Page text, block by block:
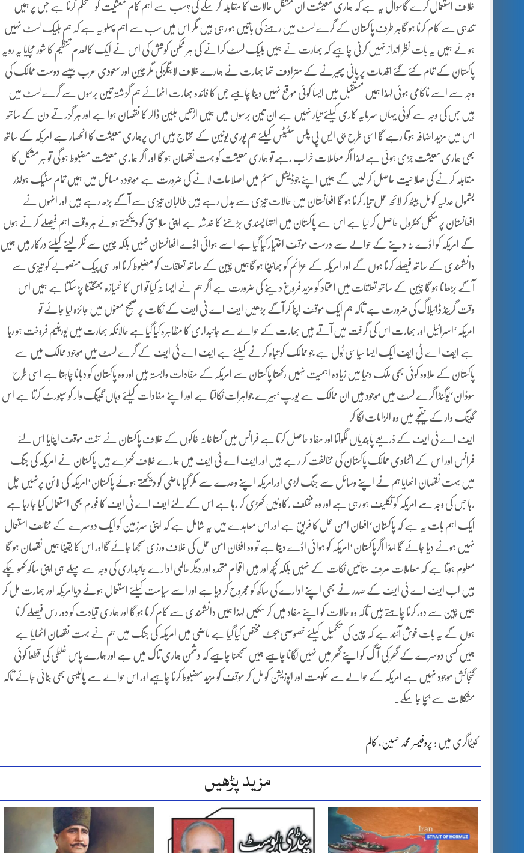
خلاف استعمال کرے گاسوال یہ ہے کہ ہماری معیشت ان مشکل حالات کا مقابلہ کر سکے گی؟سب سے اہم کام معشیت کو مستحکم کرنا ہے جس پر ہمیں
تندہی سے کام کرنا ہو گاہر طرف پاکستان کے گرے لسٹ میں رہنے کی باتیں ہو رہی ہیں مگر اس میں سب سے اہم پہلو یہ ہے کہ ہم بلیک لسٹ نہیں
ہوئے ہمیں یہ بات نظر انداز نہیں کرنی چاہیے کہ بھارت نے ہمیں بلیک لسٹ کرانے کی ہر ممکن کوشش کی اس نے ایک کالعدم تنظیم کا شور مچایا یہ رویہ
پاکستان کے تمام کئے گئے اقدمات پر پانی پھیرنے کے مترادف تھا بھارت نے ہمارے خلاف لابنگزکی مگر چین اور سعودی عرب جیسے دوست ممالک کی
وجہ سے اسے ناکامی ہوئی لہذا ہمیں مستقبل میں ایسا کوئی موقع نہیں دینا چاہیے جس کا فائدہ بھارت اٹھائے ہم گزشتہ تین برسوں سے گرے لسٹ میں
ہیں جس کی وجہ سے کوئی یہاں سرمایہ کاری کیلئے تیار نہیں ہے ان تین برسوں میں ہمیں اڑتیس بلین ڈالر کا نقصان ہوا ہے اور ہر گزرتے دن کے ساتھ
اس میں مزید اضافہ ہوتا رہے گا اسی طرح جی ایس پی پلس سٹیٹس کیلئے ہم پوری یونین کے محتاج ہیں اس پرہماری معیشت کا انحصار ہے امریکہ کے ساتھ
بھی ہماری معیشت جڑی ہوئی ہے لہذا اگر معاملات خراب رہے تو ہماری معیشت کو بہت نقصان ہو گا اور اگر ہماری معیشت مضبوط ہو گی تو ہر مشکل کا
مقابلہ کرنے کی صلاحیت حاصل کر لیں گے ہمیں اپنے جوڈیشل سسٹم میں اصلاحات لانے کی ضرورت ہے موجودہ مسائل میں ہمیں تمام سٹیک ہولڈر
بشمول عدلیہ کو مل بیٹھ کر لائحہ عمل تیار کرنا ہو گا افعانستان میں حالات تیزی سے بدل رہے ہیں طالبان تیزی سے آگے بڑھ رہے ہیں اور انہوں نے
افعانستان پر مکمل کنٹرول حاصل کر لیا ہے اس سے پاکستان میں انتہا پسندی بڑھنے کا خدشہ ہے اپنی سلامتی کو دیکھتے ہوئے ہر وقت اہم فیصلے کرنے ہوں
گے امریکہ کو اڈے نہ دینے کے حوالے سے درست موقف اختیار کیا گیا ہے اسے ہوائی اڈے افعانستان نہیں بلکہ چین سے ٹکر لینے کیلئے درکار ہیں ہمیں
دانشمندی کے ساتھ فیصلے کرنا ہوں گے اور امریکہ کے عزائم کو بھانپنا ہو گاہمیں چین کے ساتھ تعلقات کو مضبوط کرنا اور سی پیک منصوبے کو تیزی سے
آگے بڑھانا ہو گا چین کے ساتھ تعلقات میں اعتماد کو مزید فروغ دینے کی ضرورت ہے اگر ہم نے ایسا نہ کیا تو اس کا خمیازہ بھگتنا پڑ سکتا ہے ہمیں اس
وقت گرینڈ ڈائیلاگ کی ضرورت ہے تاکہ ہم ایک موقف اپنا کر آگے بڑھیں ایف اے ٹی ایف کے نکات پر صحیح معنوں میں جائزہ لیا جائے تو
امریکہ‘اسرائیل اور بھارت اس کی گرفت میں آتے ہیں بھارت کے حوالے سے جانبداری کا مظاہرہ کیا گیا ہے حالانکہ بھارت میں یورینیم فروخت ہو رہا
ہے ایف اے ٹی ایف ایک ایسا سیاسی ٹُول ہے جو ممالک کو تباہ کرنے کیلئے ہے ایف اے ٹی ایف کے گرے لسٹ میں موجود ممالک میں سے
پاکستان کے علاوہ کوئی بھی ملک دنیا میں زیادہ اہمیت نہیں رکھتا پاکستان سے امریکہ کے مفادات وابستہ ہیں اور وہ پاکستان کو دبانا چاہتا ہے اسی طرح
سوڈان‘یوگنڈا گرے لسٹ میں موجود ہیں ان ممالک سے یورپ‘ہیرے جواہرات نکالتا ہے اور اپنے مفادات کیلئے وہاں گینگ وار کو سپورٹ کرتا ہے اس
گینگ وار کے نتیجے میں وہ الزامات لگا کر
ایف اے ٹی ایف کے ذریعے پابندیاں لگواتا اور مفاد حاصل کرتا ہے فرانس میں گستاخانہ خاکوں کے خلاف پاکستان نے سخت موقف اپنایا اس لئے
فرانس اور اس کے اتحادی ممالک پاکستان کی مخالفت کر رہے ہیں اور ایف اے ٹی ایف میں ہمارے خلاف کھڑے ہیں پاکستان نے امریکہ کی جنگ
میں بہت نقصان اٹھایا ہم نے اپنے وسائل سے جنگ لڑی اورامریکہ اپنے وعدے سے مکر گیا ماضی کو دیکھتے ہوئے پاکستان‘امریکہ کی لائن پرنہیں چل
رہا جس کی وجہ سے امریکہ کو تکلیف ہو رہی ہے اور وہ مختلف رکاوٹیں کھڑی کر رہا ہے اس کے لئے ایف اے ٹی ایف کا فورم بھی استعمال کیا جا رہا ہے
ایک اہم بات یہ ہے کہ پاکستان‘افعان امن عمل کا فریق ہے اور اس معاہدے میں یہ شامل ہے کہ اپنی سرزمین کو ایک دوسرے کے مخالف استعمال
نہیں ہونے دیا جائے گا لہذا اگرپاکستان‘امریکہ کو ہوائی اڈے دیتا ہے تو وہ افغان امن عمل کی خلاف ورزی سمجھا جائے گااور اس کا یقینا ہمیں نقصان ہو گا
معلوم ہوتا ہے کہ معاملات صرف ستائیس نکات کے نہیں بلکہ کچھ اور ہیں اقوام متحدہ اور دیگر عالمی ادارے جانبداری کی وجہ سے پہلے ہی اپنی ساکھ کھو چکے
ہیں اب ایف اے ٹی ایف کے صدر نے بھی اپنے ادارے کی ساکھ کو مجروح کر دیا ہے اور اسے سیاست کیلئے استعمال ہونے دیاامریکہ اور بھارت مل کر
ہمیں چین سے دور کرنا چاہتے ہیں تاکہ وہ حالات کو اپنے مفاد میں کر سکیں لہذا ہمیں دانشمندی سے کام کرنا ہو گا اور ہماری قیادت کو دور رس فیصلے کرنا
ہوں گے یہ بات خوش آئند ہے کہ چین کی تکمیل کیلئے خصوصی بجٹ مختص کیا گیا ہے ماضی میں امریکہ کی جنگ میں ہم نے بہت نقصان اٹھایا ہے
ہمیں کسی دوسرے کے گھر کی آگ کو اپنے گھر میں نہیں لگانا چاہیے ہمیں سمجھنا چاہیے کہ دشمن ہماری تاک میں ہے اور ہمارے پاس غلطی کی قطعاََ کوئی
گنجائش موجود نہیں ہے امریکہ کے حوالے سے حکومت اور اپوزیشن کو مل کر موقف کو مزید مضبوط کرنا چاہیے اور اس حوالے سے پالیسی بھی بنائی جائے تاکہ
مشکلات سے بچا جا سکے۔
کیٹاگری میں : پروفیسر محمد حسین، کالم
مزید پڑھیں